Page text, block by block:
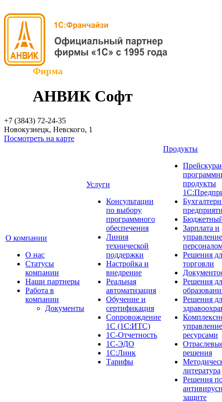
Фирма
АНВИК Софт
+7 (3843) 72-24-35
Новокузнецк, Невского, 1
Посмотреть на карте
О компании
О нас
Cтатусы
компании
Наши партнеры
Работа в
компании
Документы
Услуги
Консультации
по выбору
программного
обеспечения
Линия
технической
поддержки
Настройка и
внедрение
Реальная
автоматизация
Обучение и
сертификация
Сопровождение
1С (1С:ИТС)
1С-Отчетность
1С-ЭДО
1С:Линк
Тарифы
Продукты
продукты
Зарплата и
управление
Решения
торговли
Решения
Решения
управление
ресурсами
решения
литература
Решения
защите